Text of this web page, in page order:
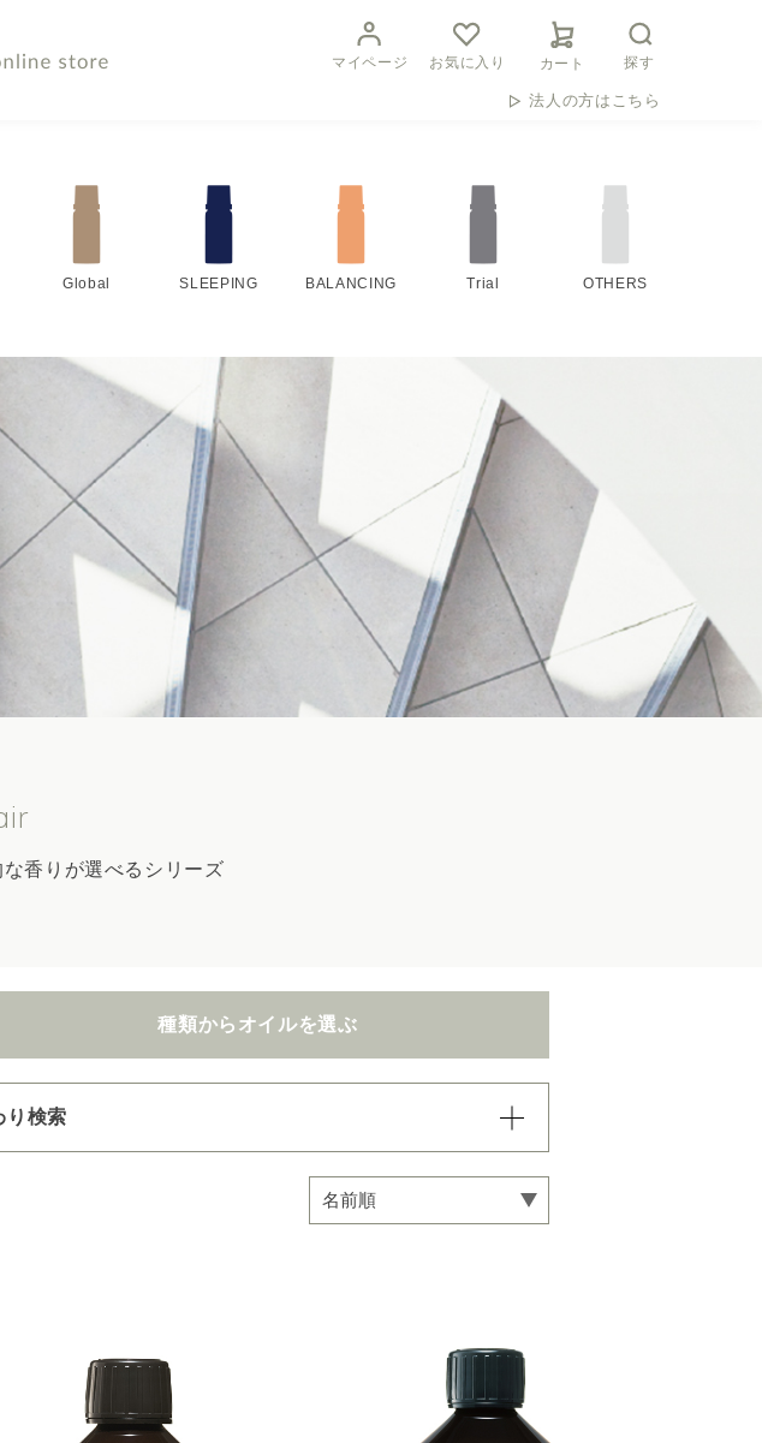
マイページ お気に入り カート 探す
法人の方はこちら
Global SLEEPING BALANCING Trial OTHERS
香りが選べるシリーズ
種類からオイルを選ぶ
り検索
す。選択するたびに絞り込まれていき、項目内での